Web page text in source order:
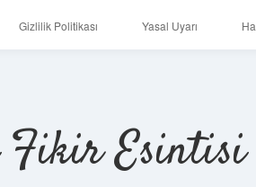
Gizlilik Politikası Yasal Uyarı
Fikir Esintisi